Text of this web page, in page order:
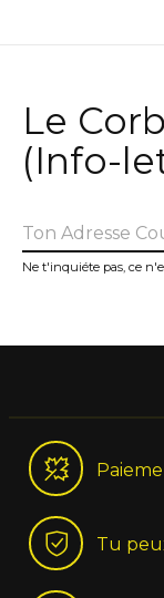
Le
(Info-
Ne t'inquiéte pas, ce
Tu